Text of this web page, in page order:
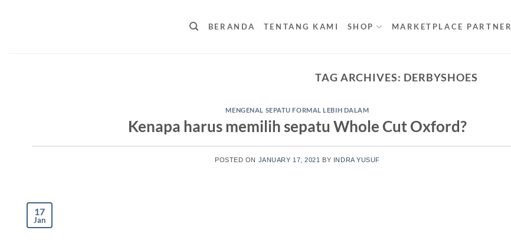
BERANDA TENTANG KAMI SHOP MARKETPLACE PARTNER
TAG ARCHIVES: DERBYSHOES
MENGENAL SEPATU FORMAL LEBIH DALAM
Kenapa harus memilih sepatu Whole Cut Oxford?
POSTED ON JANUARY 17, 2021 BY INDRA YUSUF
17
Jan